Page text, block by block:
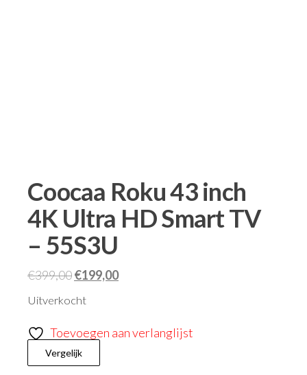
Coocaa Roku 43 inch
4K Ultra HD Smart TV
– 55S3U
€399,00€199,00
Uitverkocht
Toevoegen aan verlanglijst
Vergelijk